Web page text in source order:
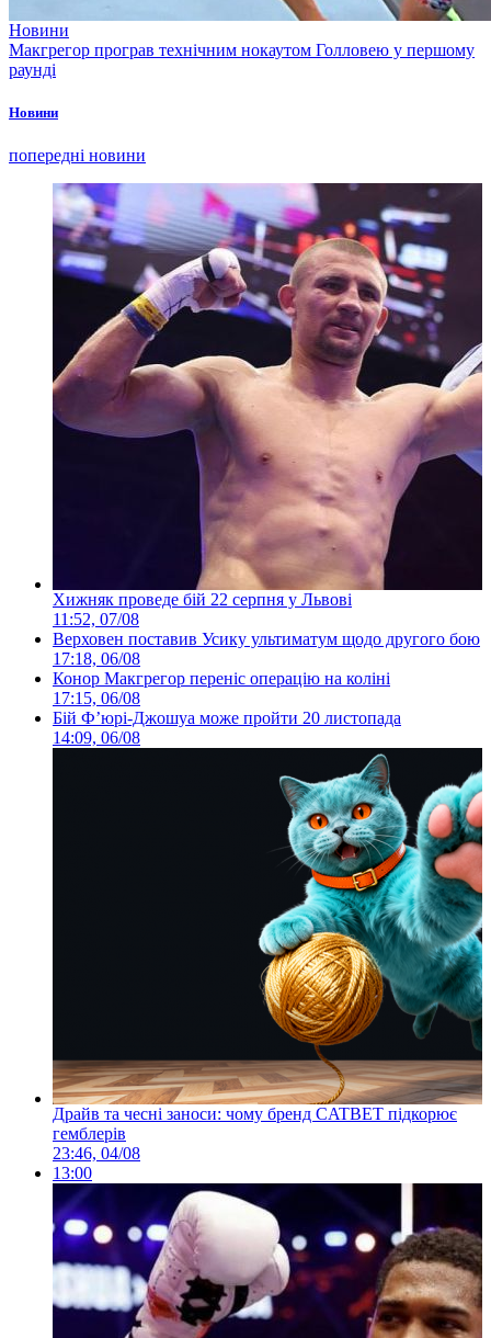
Новини
Макгрегор програв технічним нокаутом Голловею у першому
раунді
Новини
попередні новини
Хижняк проведе бій 22 серпня у Львові
11:52, 07/08
Верховен поставив Усику ультиматум щодо другого бою
17:18, 06/08
Конор Макгрегор переніс операцію на коліні
17:15, 06/08
Бій Ф’юрі-Джошуа може пройти 20 листопада
14:09, 06/08
Драйв та чесні заноси: чому бренд CATBET підкорює
гемблерів
23:46, 04/08
13:00